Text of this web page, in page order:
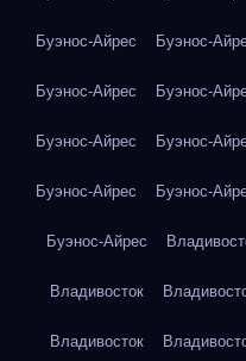
Буэнос-Айрес Буэнос-
Буэнос-Айрес Буэнос-
Буэнос-Айрес Буэнос-
Буэнос-Айрес Буэнос-
Буэнос-Айрес
Владивосток
Владивосток